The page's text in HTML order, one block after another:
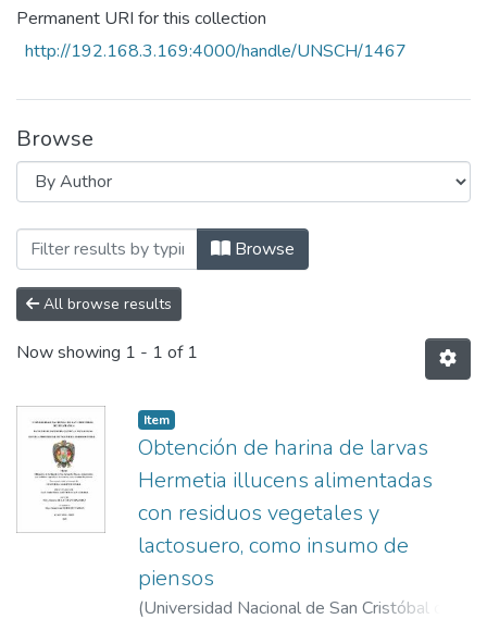
Permanent URI for this collection
http://192.168.3.169:4000/handle/UNSCH/1467
Browse
Browsing ESCUELA PROFESIONAL
Browse
All browse results
Now showing 1 - 1 of 1
Item
Obtención de harina de larvas
Hermetia illucens alimentadas
con residuos vegetales y
lactosuero, como insumo de
piensos
(Universidad Nacional de San Cristóbal de